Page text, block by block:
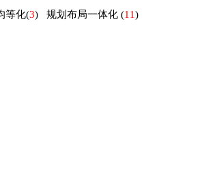
等化(3) 规划布局一体化 (11)